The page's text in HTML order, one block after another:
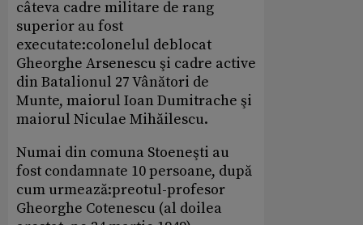
câteva cadre militare de rang
superior au fost
executate:colonelul deblocat
Gheorghe Arsenescu şi cadre active
din Batalionul 27 Vânători de
Munte, maiorul Ioan Dumitrache şi
maiorul Niculae Mihăilescu.
Numai din comuna Stoeneşti au
fost condamnate 10 persoane, după
cum urmează:preotul-profesor
Gheorghe Cotenescu (al doilea